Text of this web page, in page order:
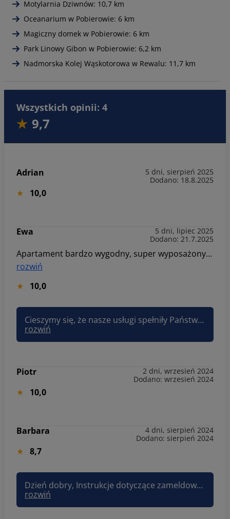
Motylarnia Dziwnów: 10,7 km
Oceanarium w Pobierowie: 6 km
Magiczny domek w Pobierowie: 6 km
Park Linowy Gibon w Pobierowie: 6,2 km
Nadmorska Kolej Wąskotorowa w Rewalu: 11,7 km
Wszystkich opinii: 4
9,7
Adrian
5 dni, sierpień 2025
Dodano: 18.8.2025
10,0
Ewa
5 dni, lipiec 2025
Dodano: 21.7.2025
Apartament bardzo wygodny, super wyposażony, bardzo czysty, w świetnej lokalizacji, na zewnątrz basen z czystą, podgrzewaną wodą, jestem mega zadowolona
rozwiń
10,0
Cieszymy się, że nasze usługi spełniły Państwa oczekiwania. Pięknie dziękujemy i pozdrawiamy serdecznie! Pozdrawiam, Asia Sun&Snow
rozwiń
Piotr
2 dni, wrzesień 2024
Dodano: wrzesień 2024
10,0
Barbara
4 dni, sierpień 2024
Dodano: sierpień 2024
8,7
Dzień dobry, Instrukcje dotyczące zameldowania, opis dojazdu oraz podstawowe informacje potrzebne do zameldowania są wysyłane zazwyczaj 2 dni przed przyjazdem. W dniu przyjazdu, 15 minut przed zameldowaniem udostępniamy kody do wejścia, po uzupełnieniu wszystkich wymaganych formalności online(kaucja, umowa, opłata klimatyczna) Pozdrawiam, Joanna Sun&Snow
rozwiń